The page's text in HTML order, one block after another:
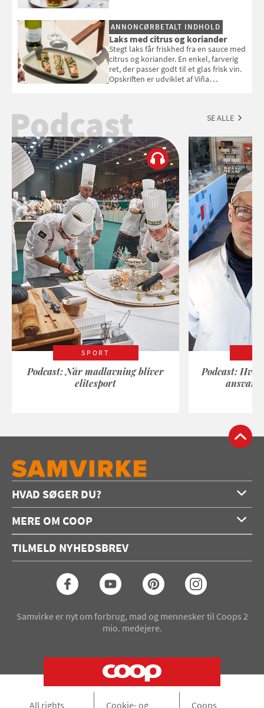
ANNONCØRBETALT INDHOLD
Laks med citrus og koriander
Stegt laks får friskhed fra en sauce med
citrus og koriander. En enkel, farverig
ret, der passer godt til et glas frisk vin.
Opskriften er udviklet af Viña
Podcast SE ALLE
SPORT
Podcast: Når madlavning bliver
elitesport
Podcast:
HVAD SØGER DU?
Forside
Opskrifter
Konkurrencer
MERE OM COOP
Annoncering
Coop medlem
TILMELD NYHEDSBREV
Samvirke er nyt om forbrug, mad og mennesker til Coops 2
mio. medejere.
All rights Cookie- og Coops